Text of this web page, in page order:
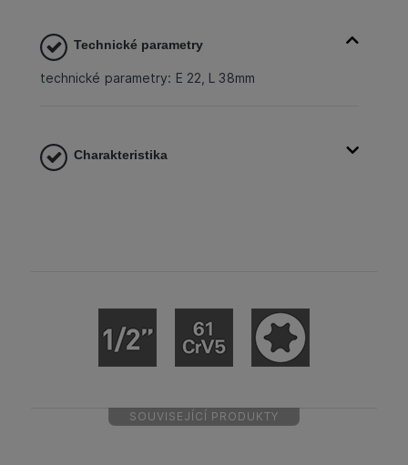
Technické parametry
technické parametry: E 22, L 38mm
Charakteristika
SOUVISEJÍCÍ PRODUKTY